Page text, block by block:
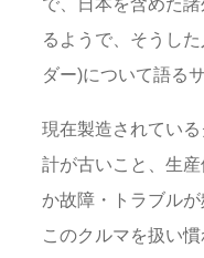
るようで、そうし
ダー)について語る
現在製造されてい
計が古いこと、生
か故障・トラブルが
このクルマを扱い